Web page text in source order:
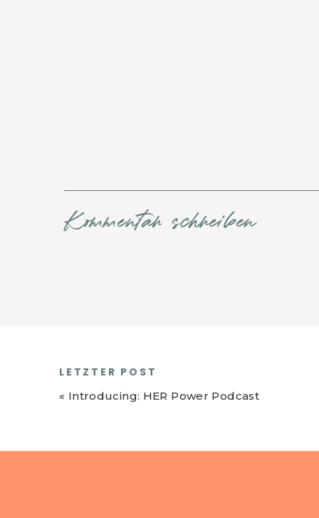
Kommentar schreiben
« Introducing: HER Power Podcast
LETZTER POST